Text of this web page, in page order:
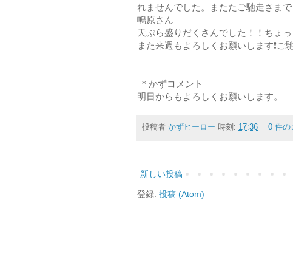
れませんでした。またたご馳走さまで
鴫原さん
天ぷら盛りだくさんでした！！ちょ
また来週もよろしくお願いします❗ご
＊かずコメント
明日からもよろしくお願いします。
投稿者 かずヒーロー 時刻: 17:36 0 件の
新しい投稿
登録: 投稿 (Atom)